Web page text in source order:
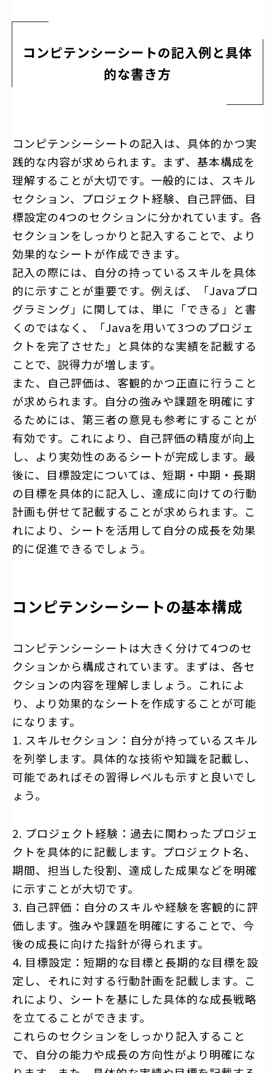
コンピテンシーシートの記入例と具体
的な書き方
コンピテンシーシートの記入は、具体的かつ実
践的な内容が求められます。まず、基本構成を
理解することが大切です。一般的には、スキル
セクション、プロジェクト経験、自己評価、目
標設定の4つのセクションに分かれています。各
セクションをしっかりと記入することで、より
効果的なシートが作成できます。
記入の際には、自分の持っているスキルを具体
的に示すことが重要です。例えば、「Javaプロ
グラミング」に関しては、単に「できる」と書
くのではなく、「Javaを用いて3つのプロジェ
クトを完了させた」と具体的な実績を記載する
ことで、説得力が増します。
また、自己評価は、客観的かつ正直に行うこと
が求められます。自分の強みや課題を明確にす
るためには、第三者の意見も参考にすることが
有効です。これにより、自己評価の精度が向上
し、より実効性のあるシートが完成します。最
後に、目標設定については、短期・中期・長期
の目標を具体的に記入し、達成に向けての行動
計画も併せて記載することが求められます。こ
れにより、シートを活用して自分の成長を効果
的に促進できるでしょう。
コンピテンシーシートの基本構成
コンピテンシーシートは大きく分けて4つのセ
クションから構成されています。まずは、各セ
クションの内容を理解しましょう。これによ
り、より効果的なシートを作成することが可能
になります。
1. スキルセクション：自分が持っているスキル
を列挙します。具体的な技術や知識を記載し、
可能であればその習得レベルも示すと良いでし
ょう。
2. プロジェクト経験：過去に関わったプロジェ
クトを具体的に記載します。プロジェクト名、
期間、担当した役割、達成した成果などを明確
に示すことが大切です。
3. 自己評価：自分のスキルや経験を客観的に評
価します。強みや課題を明確にすることで、今
後の成長に向けた指針が得られます。
4. 目標設定：短期的な目標と長期的な目標を設
定し、それに対する行動計画を記載します。こ
れにより、シートを基にした具体的な成長戦略
を立てることができます。
これらのセクションをしっかり記入すること
で、自分の能力や成長の方向性がより明確にな